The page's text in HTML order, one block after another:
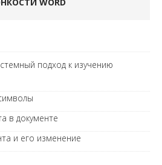
подход к изучению
в документе
и его изменение